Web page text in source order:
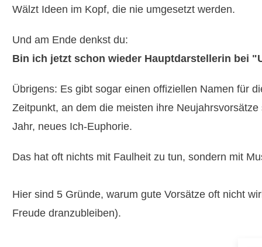
Wälzt Ideen im Kopf, die nie umgesetzt werden.
Und am Ende denkst du:
Bin ich jetzt schon wieder Hauptdarstellerin bei
Übrigens: Es gibt sogar einen offiziellen Namen für
Zeitpunkt, an dem die meisten ihre
Jahr, neues Ich-Euphorie.
Das hat oft nichts mit Faulheit zu tun, sondern mit
Hier sind 5 Gründe, warum gute Vorsätze oft nicht
Freude dranzubleiben).